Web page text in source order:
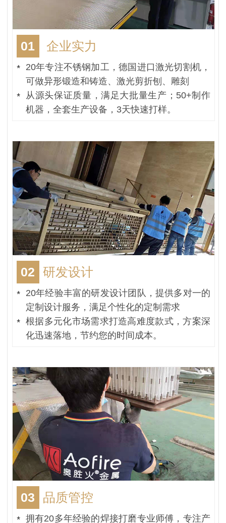
01 企业实力
20年专注不锈钢加工，德国进口激光切割机，
可做异形锻造和铸造、激光剪折刨、雕刻
从源头保证质量，满足大批量生产；50+制作
机器，全套生产设备，3天快速打样。
02 研发设计
20年经验丰富的研发设计团队，提供多对一的
定制设计服务，满足个性化的定制需求
根据多元化市场需求打造高难度款式，方案深
化迅速落地，节约您的时间成本。
03 品质管控
拥有20多年经验的焊接打磨专业师傅，专注产